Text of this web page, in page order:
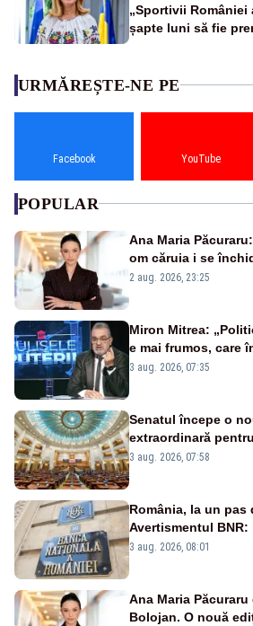
„Sportivii României
șapte luni să fie
URMĂREȘTE-NE PE
Facebook YouTube
POPULAR
Ana Maria
om căruia i se
portiță?”
2 aug. 2026, 23:25
Miron Mitrea:
e mai frumos, care
țipă mai tare, ci pe
3 aug. 2026, 07:35
Senatul începe o
extraordinară
jaloane din PNRR
3 aug. 2026, 07:58
România, la un pas
Avertismentul BNR:
pentru câteva luni”
3 aug. 2026, 08:01
Ana Maria
Bolojan. O nouă